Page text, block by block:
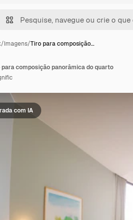
/Imagens/Tiro para composição…
com IA
para composição panorâmica do quarto